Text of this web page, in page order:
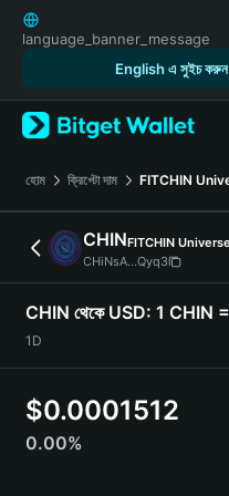
English
日本語
Русский
Español (Latinoamérica)
Türkçe
Italiano
Deutsch
简体中文
繁體中文
Português (Portugal)
Bahasa Indonesia
Español
language_banner_message
English এ সুইচ করুন
হোম ক্রিপ্টো দাম FITCHIN
CHINFITCHIN Universe
CHiNsA...Qyq3
CHIN থেকে USD: 1 CHIN
1D
$0.0001512
0.00%